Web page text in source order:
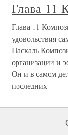
Глава 11
Глава 11
удовольствия
Паскаль
организации и
Он и в самом
последних